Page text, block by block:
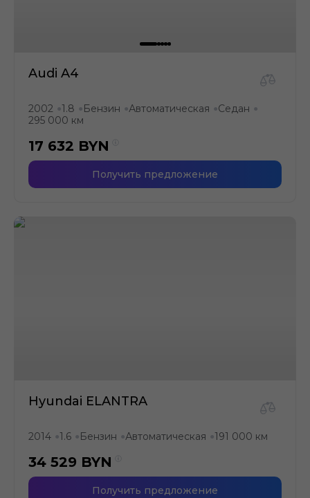
Audi A4
2002 ●1.8 ● Бензин ●Автоматическая ●Седан ●
295 000 км
17 632 BYN
Получить предложение
Hyundai ELANTRA
2014 ●1.6 ● Бензин ●Автоматическая ●191 000 км
34 529 BYN
Получить предложение